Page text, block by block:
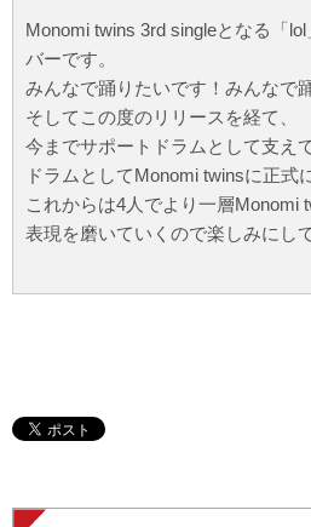
Monomi twins 3rd singleとなる「
バーです。
みんなで踊りたいです！みんなで
そしてこの度のリリースを経て、
今までサポートドラムとして支え
ドラムとしてMonomi twinsに正式
これからは4人でより一層Monomi
表現を磨いていくので楽しみにし